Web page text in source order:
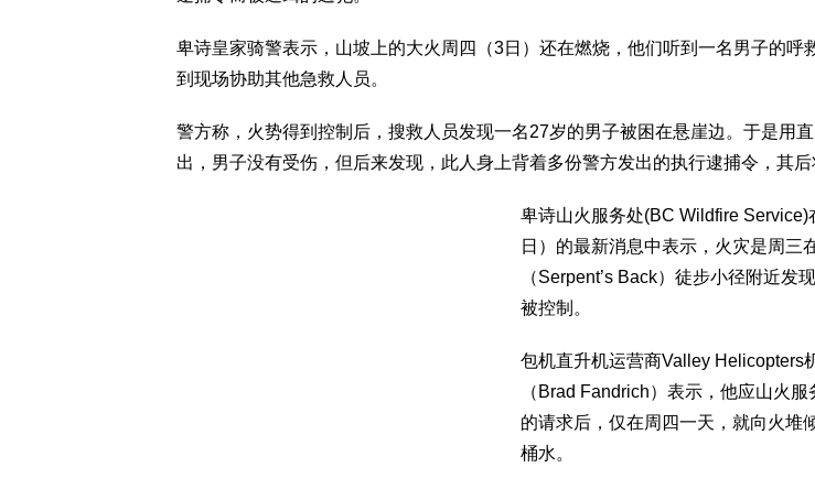
卑诗皇家骑警表示，山坡上的大火周四（3日）还在燃烧，他们听到一名男子的呼
到现场协助其他急救人员。
警方称，火势得到控制后，搜救人员发现一名27岁的男子被困在悬崖边。于是用
出，男子没有受伤，但后来发现，此人身上背着多份警方发出的执行逮捕令，其后
卑诗山火服务处(BC Wildfire Service)
日）的最新消息中表示，火灾是周三
（Serpent’s Back）徒步小径附近发
被控制。
包机直升机运营商Valley Helicopters
（Brad Fandrich）表示，他应山火
的请求后，仅在周四一天，就向火堆
桶水。